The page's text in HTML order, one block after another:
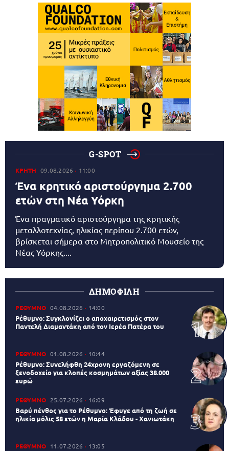
G-SPOT
ΚΡΗΤΗ 09.08.2026 11:00
Ένα κρητικό αριστούργημα 2.700
ετών στη Νέα Υόρκη
Ένα πραγματικό αριστούργημα της κρητικής
μεταλλοτεχνίας, ηλικίας περίπου 2.700 ετών,
βρίσκεται σήμερα στο Μητροπολιτικό Μουσείο της
Νέας Υόρκης....
ΔΗΜΟΦΙΛΗ
ΡΕΘΥΜΝΟ 04.08.2026 14:00
Ρέθυμνο: Συγκλονίζει ο αποχαιρετισμός στον
Παντελή Διαμαντάκη από τον Ιερέα Πατέρα του
ΡΕΘΥΜΝΟ 01.08.2026 10:44
Ρέθυμνο: Συνελήφθη 24χρονη εργαζόμενη σε
ξενοδοχείο για κλοπές κοσμημάτων αξίας 38.000
ευρώ
ΡΕΘΥΜΝΟ 25.07.2026 16:09
Βαρύ πένθος για το Ρέθυμνο: Έφυγε από τη ζωή σε
ηλικία μόλις 58 ετών η Μαρία Κλάδου - Χανιωτάκη
ΡΕΘΥΜΝΟ 11.07.2026 13:05